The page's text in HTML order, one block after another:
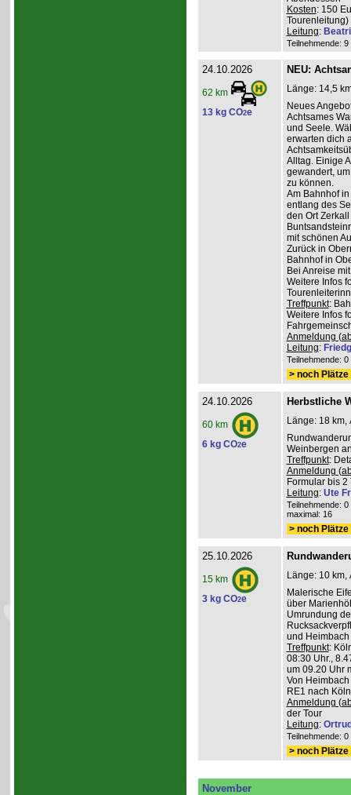
Kosten: 150
Tourenleitung)
Leitung:
Teilnehmende:
24.10.2026
62 km
13 kg CO2e
NEU:
Länge: 14,5
Neues
Achtsames
und Seele.
erwarten dich
Alltag. Einige
gewandert,
zu können.
Am Bahnhof
entlang des
den Ort
mit schönen
Zurück in
Bahnhof in
Bei Anreise
Weitere Infos
Treffpunkt:
Weitere Infos
Anmeldung
Leitung:
Teilnehmende:
> noch
24.10.2026
60 km
6 kg CO2e
Herbstliche
Länge: 18 km,
Weinbergen
Treffpunkt:
Anmeldung
Formular bis 2
Leitung: Ute
Teilnehmende:
maximal: 16
> noch
25.10.2026
15 km
3 kg CO2e
Länge: 10 km,
Malerische
über
Umrundung
und
Treffpunkt:
08:30 Uhr.,
um 09.20 Uhr
Von
RE1 nach
Anmeldung
der Tour
Leitung:
Teilnehmende:
> noch
November